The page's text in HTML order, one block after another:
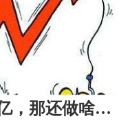
神操作？打个电话就赚30亿，那还做啥实体？